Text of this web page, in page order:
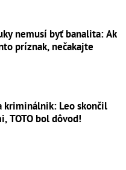
nemusí byť banalita: Ak
príznak, nečakajte
kriminálnik: Leo skončil
TOTO bol dôvod!